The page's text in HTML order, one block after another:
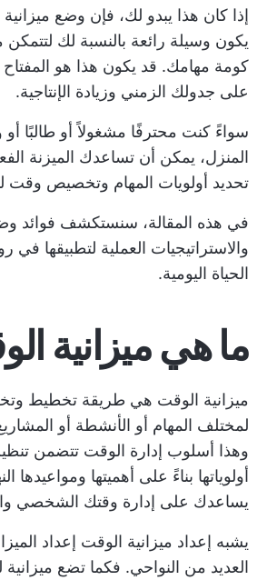
إذا كان هذا يبدو لك، فإن وضع
يكون وسيلة رائعة بالنسبة لك
كومة مهامك. قد يكون هذا هو المفتاح
على جدولك الزمني وزيادة الإنتاجية.
سواءً كنت محترفًا مشغولاً أو طالبًا أو
المنزل، يمكن أن تساعدك الميزنة
تحديد أولويات المهام وتخصيص وقت
في هذه المقالة، سنستكشف فوائد
والاستراتيجيات العملية لتطبيقها في
الحياة اليومية.
ما هي ميزانية
ميزانية الوقت هي طريقة تخطيط
لمختلف المهام أو الأنشطة أو
وهذا أسلوب إدارة الوقت تتضمن
أولوياتها بناءً على أهميتها ومواعيدها
يساعدك على إدارة وقتك الشخصي
يشبه إعداد ميزانية الوقت إعداد
العديد من النواحي. فكما تضع